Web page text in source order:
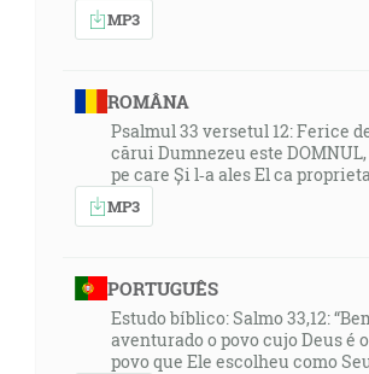
MP3
ROMÂNA
Psalmul 33 versetul 12: Ferice
cărui Dumnezeu este
pe care Și l‑a ales El ca
MP3
PORTUGUÊS
Estudo bíblico: Salmo 33,12:
aventurado o povo cujo Deus é
povo que Ele escolheu como